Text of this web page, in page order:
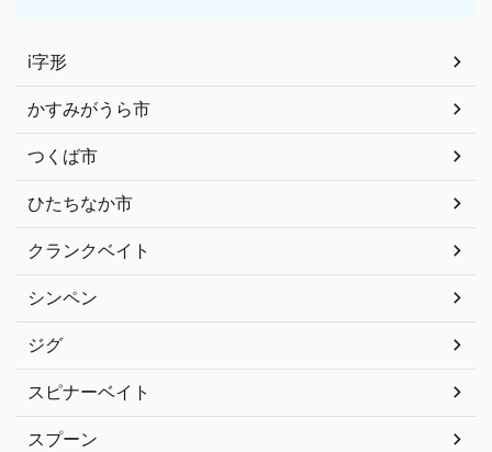
i字形
かすみがうら市
つくば市
ひたちなか市
クランクベイト
シンペン
ジグ
スピナーベイト
スプーン